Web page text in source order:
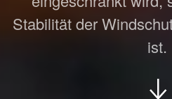
Stabilität der
ist.